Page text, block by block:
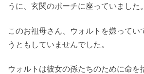
うに、玄関のポーチに座っていました。
このお祖母さん、ウォルトを嫌ってい
うともしていませんでした。
ウォルトは彼女の孫たちのために命を